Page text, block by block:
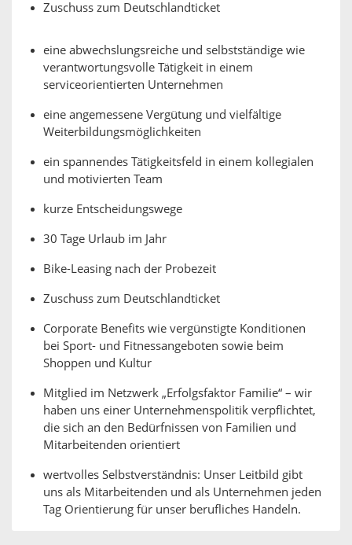
Zuschuss zum Deutschlandticket
eine abwechslungsreiche und selbstständige wie
verantwortungsvolle Tätigkeit in einem
serviceorientierten Unternehmen
eine angemessene Vergütung und vielfältige
Weiterbildungsmöglichkeiten
ein spannendes Tätigkeitsfeld in einem kollegialen
und motivierten Team
kurze Entscheidungswege
30 Tage Urlaub im Jahr
Bike-Leasing nach der Probezeit
Zuschuss zum Deutschlandticket
Corporate Benefits wie vergünstigte Konditionen
bei Sport- und Fitnessangeboten sowie beim
Shoppen und Kultur
Mitglied im Netzwerk „Erfolgsfaktor Familie“ – wir
haben uns einer Unternehmenspolitik verpflichtet,
die sich an den Bedürfnissen von Familien und
Mitarbeitenden orientiert
wertvolles Selbstverständnis: Unser Leitbild gibt
uns als Mitarbeitenden und als Unternehmen jeden
Tag Orientierung für unser berufliches Handeln.